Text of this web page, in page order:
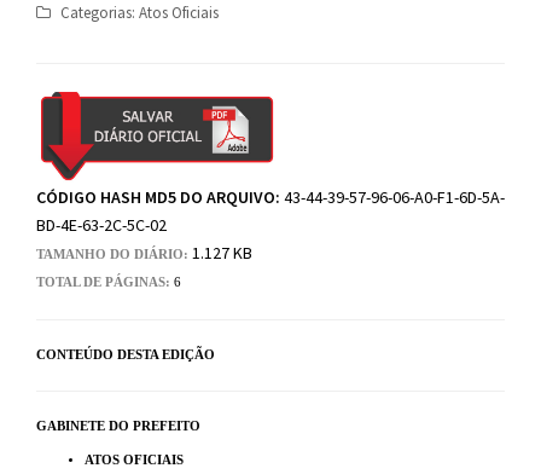
Categorias: Atos Oficiais
CÓDIGO HASH MD5 DO ARQUIVO: 43-44-39-57-96-06-A0-F1-6D-5A-
BD-4E-63-2C-5C-02
TAMANHO DO DIÁRIO: 1.127 KB
TOTAL DE PÁGINAS: 6
CONTEÚDO DESTA EDIÇÃO
GABINETE DO PREFEITO
ATOS OFICIAIS